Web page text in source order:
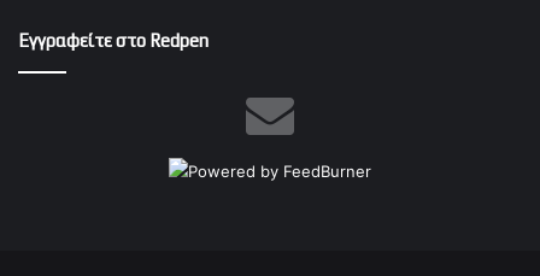
Εγγραφείτε στο Redpen